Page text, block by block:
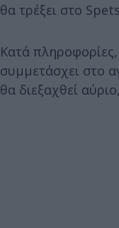
θα τρέξει στο
Κατά
συμμετάσχει στο
θα διεξαχθεί